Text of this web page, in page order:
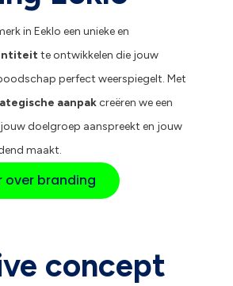
in Eeklo een unieke en
te ontwikkelen die jouw
perfect weerspiegelt. Met
aanpakcreëren we een
doelgroep aanspreekt en jouw
maakt.
over branding
concept